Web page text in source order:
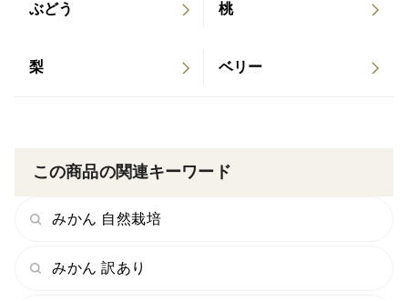
農薬は一般的な栽培より約60％削減（最終散布から収穫
ぶどう 桃
梨 ベリー
この商品の関連キーワード
みかん 自然栽培
みかん 訳あり